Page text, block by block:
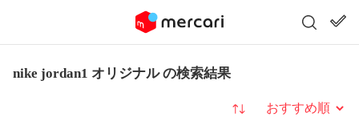
nike jordan1 オリジナル の検索結果
並び替え